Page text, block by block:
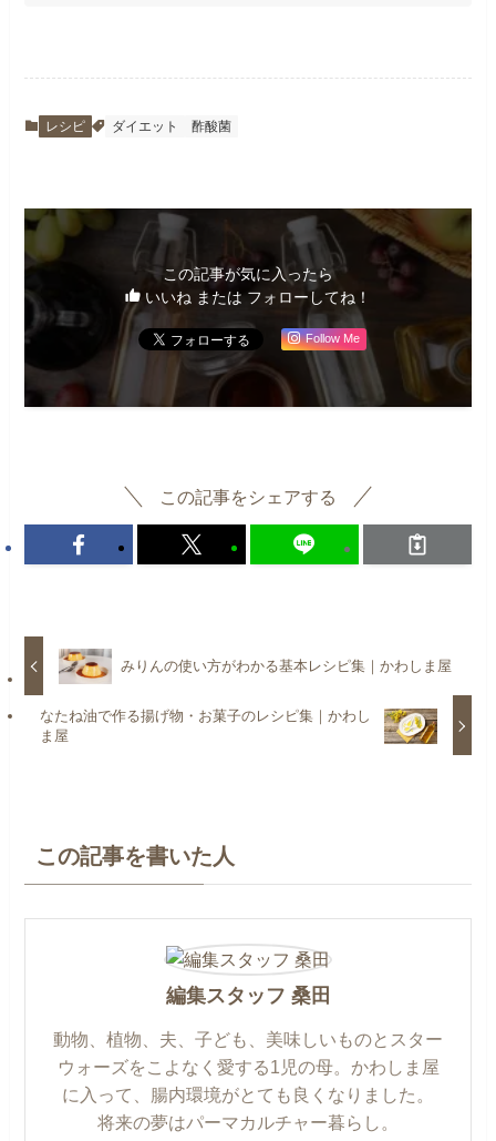
レシピ ダイエット 酢酸菌
この記事が気に入ったら
いいね または フォローしてね！
Follow Me
この記事をシェアする
みりんの使い方がわかる基本レシピ集｜かわしま屋
なたね油で作る揚げ物・お菓子のレシピ集｜かわし
ま屋
この記事を書いた人
編集スタッフ 桑田
動物、植物、夫、子ども、美味しいものとスター
ウォーズをこよなく愛する1児の母。かわしま屋
に入って、腸内環境がとても良くなりました。
将来の夢はパーマカルチャー暮らし。